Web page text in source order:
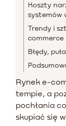
Koszty
systemów
Trendy i
commerce
Błędy,
Rynek e-
tempie, a
pochłania
skupiać się